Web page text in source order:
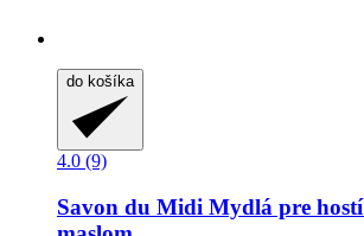
do košíka
4.0 (9)
Savon du Midi Mydlá pre